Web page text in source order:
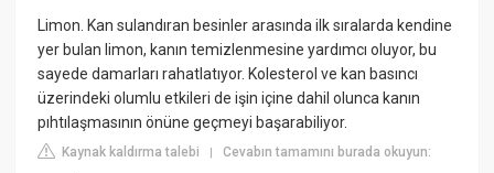
Limon. Kan sulandıran besinler arasında ilk sıralarda kendine
yer bulan limon, kanın temizlenmesine yardımcı oluyor, bu
sayede damarları rahatlatıyor. Kolesterol ve kan basıncı
üzerindeki olumlu etkileri de işin içine dahil olunca kanın
pıhtılaşmasının önüne geçmeyi başarabiliyor.
Kaynak kaldırma talebi |Cevabın tamamını burada okuyun: